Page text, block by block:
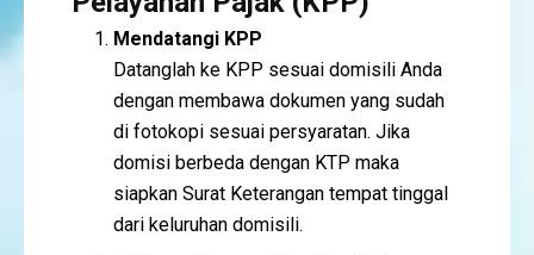
Mendatangi KPP
Datanglah ke KPP sesuai domisili Anda
dengan membawa dokumen yang sudah
di fotokopi sesuai persyaratan. Jika
domisi berbeda dengan KTP maka
siapkan Surat Keterangan tempat tinggal
dari keluruhan domisili.